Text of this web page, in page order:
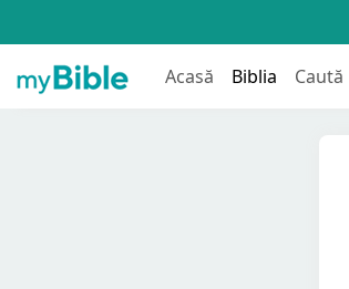
Acasă Biblia Caută